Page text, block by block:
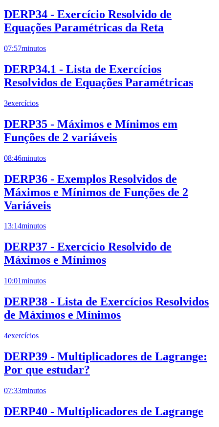
DERP34 - Exercício Resolvido de
Equações Paramétricas da Reta
07:57minutos
DERP34.1 - Lista de Exercícios
Resolvidos de Equações Paramétricas
3exercícios
DERP35 - Máximos e Mínimos em
Funções de 2 variáveis
08:46minutos
DERP36 - Exemplos Resolvidos de
Máximos e Mínimos de Funções de 2
Variáveis
13:14minutos
DERP37 - Exercício Resolvido de
Máximos e Mínimos
10:01minutos
DERP38 - Lista de Exercícios Resolvidos
de Máximos e Mínimos
4exercícios
DERP39 - Multiplicadores de Lagrange:
Por que estudar?
07:33minutos
DERP40 - Multiplicadores de Lagrange